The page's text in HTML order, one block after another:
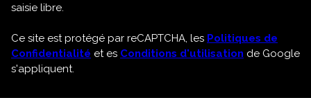
saisie libre.
Ce site est protégé par reCAPTCHA, les Politiques de
Confidentialité et es Conditions d'utilisation de Google
s'appliquent.